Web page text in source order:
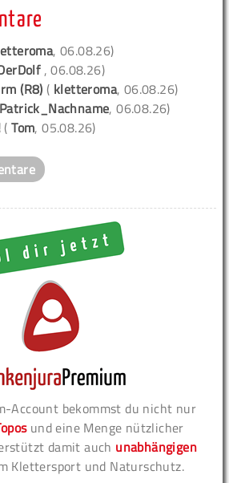
, 06.08.26)
, 06.08.26)
(R8) ( kletteroma, 06.08.26)
Patrick_Nachname, 06.08.26)
(Tom, 05.08.26)
Account bekommst du nicht nur
und eine Menge nützlicher
damit auch unabhängigen
Klettersport und Naturschutz.